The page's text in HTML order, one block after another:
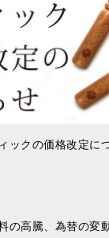
グボウル
金）
・特殊柄
ックの価格改定に
の高騰、為替の変